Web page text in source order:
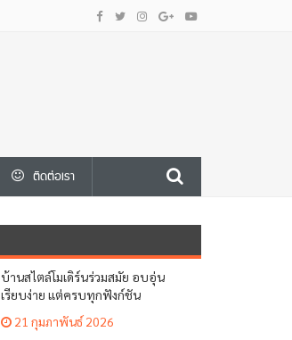
ติดต่อเรา
บ้านสไตล์โมเดิร์นร่วมสมัย อบอุ่น
เรียบง่าย แต่ครบทุกฟังก์ชัน
21 กุมภาพันธ์ 2026